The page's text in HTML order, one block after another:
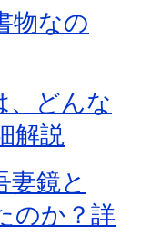
物なの
、どんな
解説
妻鏡と
のか？詳